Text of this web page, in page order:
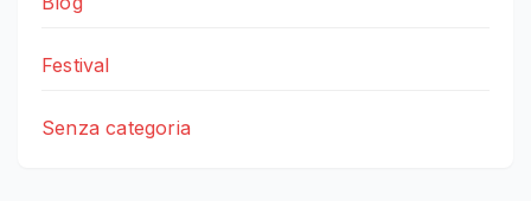
Festival
Senza categoria